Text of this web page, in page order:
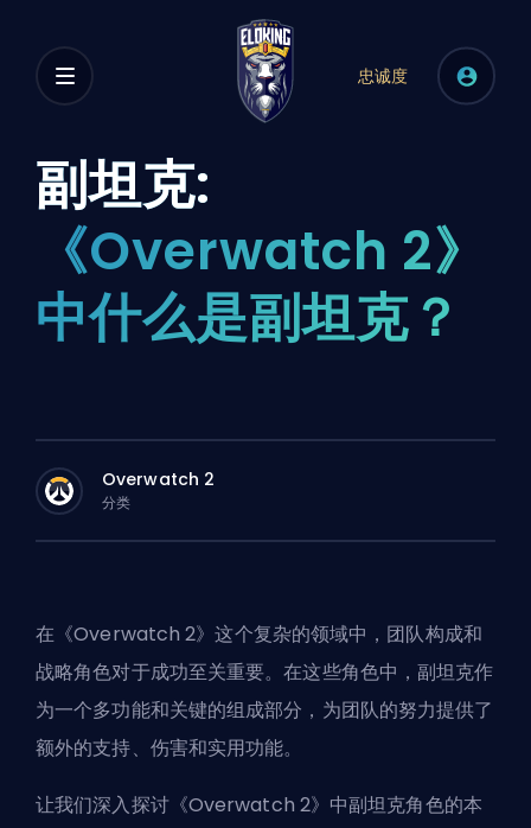
忠诚度
副坦克:
《Overwatch 2》
中什么是副坦克？
Overwatch 2
分类
在《Overwatch 2》这个复杂的领域中，团队构成和
战略角色对于成功至关重要。在这些角色中，副坦克作
为一个多功能和关键的组成部分，为团队的努力提供了
额外的支持、伤害和实用功能。
让我们深入探讨《Overwatch 2》中副坦克角色的本